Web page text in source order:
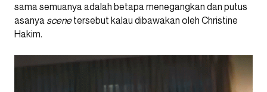
sama semuanya adalah betapa menegangkan dan putus
asanya scenetersebut kalau dibawakan oleh Christine
Hakim.